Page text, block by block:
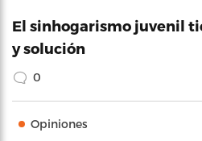
El sinhogarismo juvenil
y solución
0
Opiniones